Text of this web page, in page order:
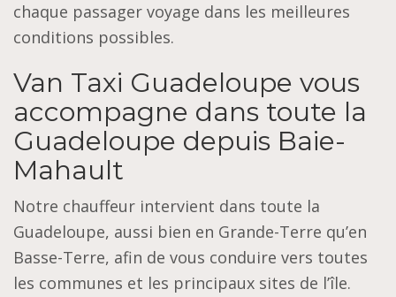
chaque passager voyage dans les meilleures
conditions possibles.
Van Taxi Guadeloupe vous
accompagne dans toute la
Guadeloupe depuis Baie-
Mahault
Notre chauffeur intervient dans toute la
Guadeloupe, aussi bien en Grande-Terre qu’en
Basse-Terre, afin de vous conduire vers toutes
les communes et les principaux sites de l’île.